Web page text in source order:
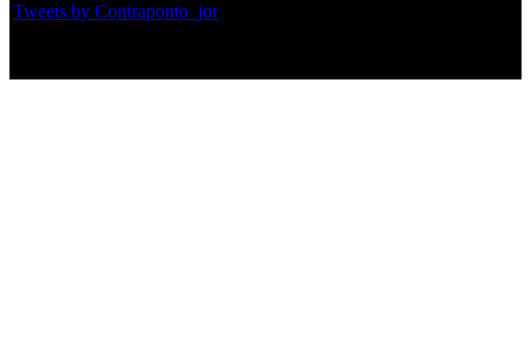
Tweets by Contraponto_jor